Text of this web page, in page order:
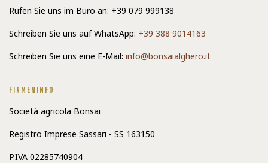
Rufen Sie uns im Büro an: +39 079 999138
Schreiben Sie uns auf WhatsApp: +39 388 9014163
Schreiben Sie uns eine E-Mail: info@bonsaialghero.it
FIRMENINFO
Società agricola Bonsai
Registro Imprese Sassari - SS 163150
P.IVA 02285740904